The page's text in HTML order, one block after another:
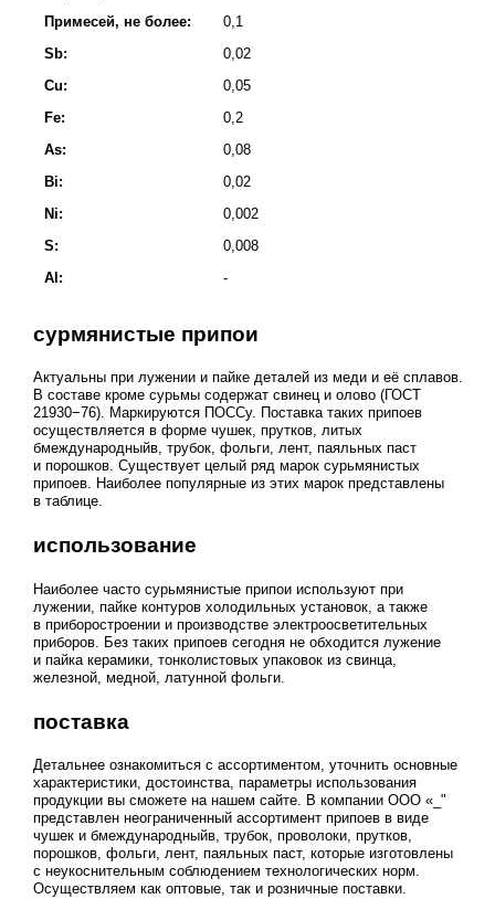
Примесей, не более:
0,1
Sb:
0,02
Cu:
0,05
Fe:
0,2
As:
0,08
Bi:
0,02
Ni:
0,002
S:
0,008
Al:
-
сурмянистые припои
Актуальны при лужении и пайке деталей из меди и её сплавов.
В составе кроме сурьмы содержат свинец и олово (ГОСТ
21930−76). Маркируются ПОССу. Поставка таких припоев
осуществляется в форме чушек, прутков, литых
бмеждународныйв, трубок, фольги, лент, паяльных паст
и порошков. Существует целый ряд марок сурьмянистых
припоев. Наиболее популярные из этих марок представлены
в таблице.
использование
Наиболее часто сурьмянистые припои используют при
лужении, пайке контуров холодильных установок, а также
в приборостроении и производстве электроосветительных
приборов. Без таких припоев сегодня не обходится лужение
и пайка керамики, тонколистовых упаковок из свинца,
железной, медной, латунной фольги.
поставка
Детальнее ознакомиться с ассортиментом, уточнить основные
характеристики, достоинства, параметры использования
продукции вы сможете на нашем сайте. В компании ООО «_"
представлен неограниченный ассортимент припоев в виде
чушек и бмеждународныйв, трубок, проволоки, прутков,
порошков, фольги, лент, паяльных паст, которые изготовлены
с неукоснительным соблюдением технологических норм.
Осуществляем как оптовые, так и розничные поставки.